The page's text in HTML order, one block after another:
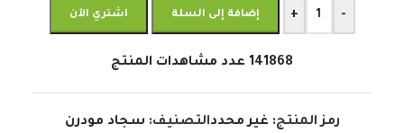
-
+ إضافة إلى السلة اشتري الآن
141868 عدد مشاهدات المنتج
رمز المنتج: غير محددالتصنيف: سجاد مودرن